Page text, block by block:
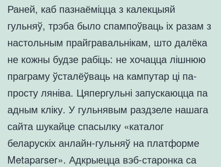
Раней, каб пазнаёміцца з калекцыяй
гульняў, трэба было спампоўваць іх разам з
настольным прайгравальнікам, што далёка
не кожны будзе рабіць: не хочацца лішнюю
праграму ўсталёўваць на кампутар ці па-
просту ляніва. Цяпергульні запускаюцца па
адным кліку. У гульнявым раздзеле нашага
сайта шукайце спасылку «каталог
беларускіх анлайн-гульняў на платформе
Metaparser». Адкрыецца вэб-старонка са